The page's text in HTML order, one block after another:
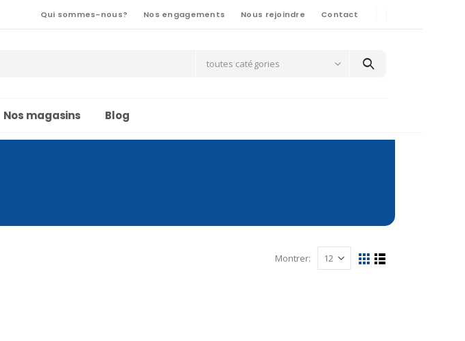
Qui sommes-nous? Nos engagements Nous rejoindre Contact
toutes catégories
Nos magasins Blog
Montrer: